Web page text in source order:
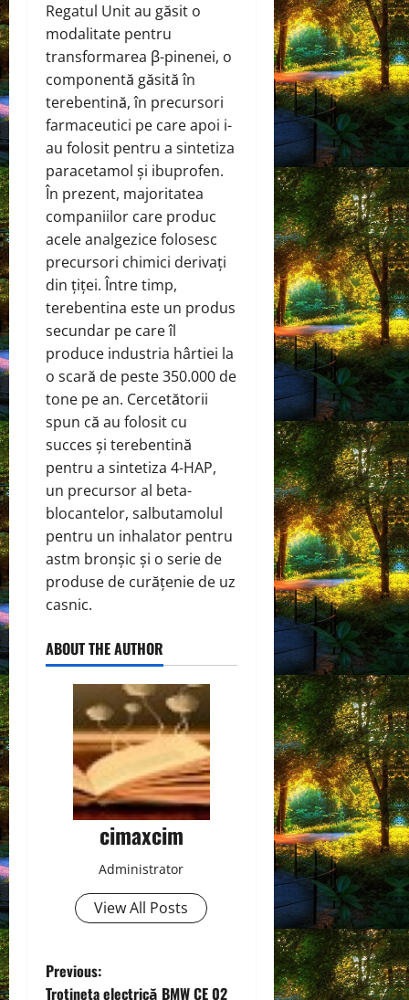
Regatul Unit au găsit o
modalitate pentru
transformarea β-pinenei, o
componentă găsită în
terebentină, în precursori
farmaceutici pe care apoi i-
au folosit pentru a sintetiza
paracetamol și ibuprofen.
În prezent, majoritatea
companiilor care produc
acele analgezice folosesc
precursori chimici derivați
din țiței. Între timp,
terebentina este un produs
secundar pe care îl
produce industria hârtiei la
o scară de peste 350.000 de
tone pe an. Cercetătorii
spun că au folosit cu
succes și terebentină
pentru a sintetiza 4-HAP,
un precursor al beta-
blocantelor, salbutamolul
pentru un inhalator pentru
astm bronșic și o serie de
produse de curățenie de uz
casnic.
ABOUT THE AUTHOR
cimaxcim
Administrator
View All Posts
P
Previous:
Trotineta electrică BMW CE 02